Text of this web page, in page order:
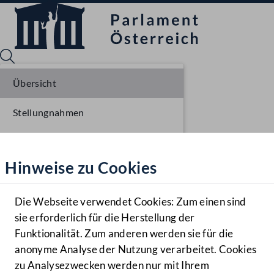
Hilfe
Benutzer
Navigationsmenü öffnen
MENÜ
Hinweise zu Cookies
Die Webseite verwendet Cookies: Zum einen sind
sie erforderlich für die Herstellung der
Funktionalität. Zum anderen werden sie für die
anonyme Analyse der Nutzung verarbeitet. Cookies
zu Analysezwecken werden nur mit Ihrem
Übersicht
Stellungnahmen
Einbringung NR
Erste Lesung NR
Ausschussberatungen NR